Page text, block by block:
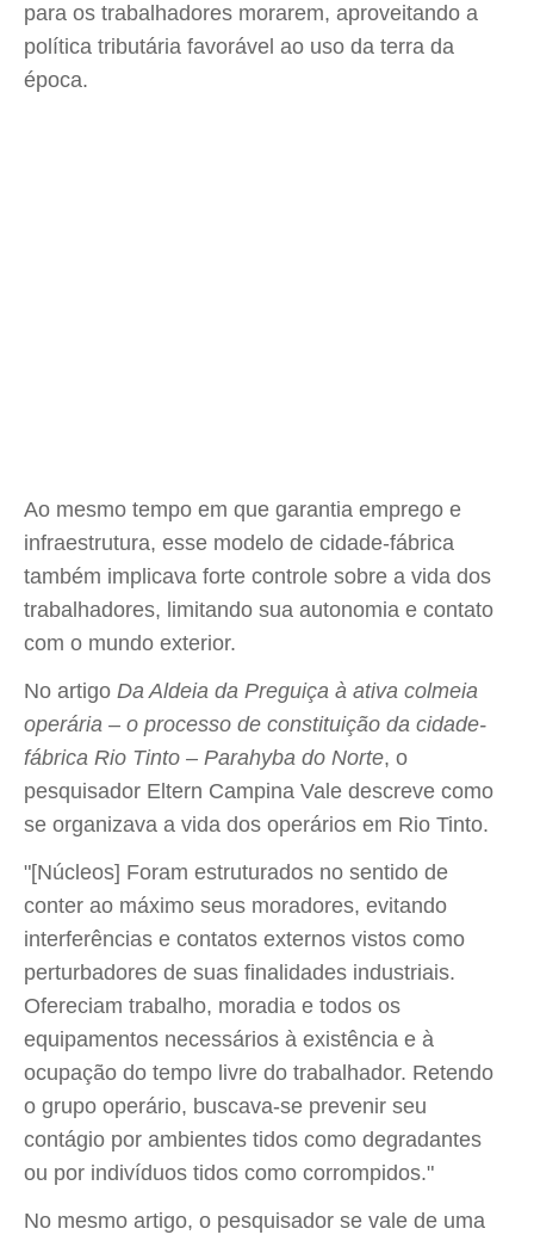
para os trabalhadores morarem, aproveitando a
política tributária favorável ao uso da terra da
época.
Ao mesmo tempo em que garantia emprego e
infraestrutura, esse modelo de cidade-fábrica
também implicava forte controle sobre a vida dos
trabalhadores, limitando sua autonomia e contato
com o mundo exterior.
No artigo Da Aldeia da Preguiça à ativa colmeia
operária – o processo de constituição da cidade-
fábrica Rio Tinto – Parahyba do Norte, o
pesquisador Eltern Campina Vale descreve como
se organizava a vida dos operários em Rio Tinto.
"[Núcleos] Foram estruturados no sentido de
conter ao máximo seus moradores, evitando
interferências e contatos externos vistos como
perturbadores de suas finalidades industriais.
Ofereciam trabalho, moradia e todos os
equipamentos necessários à existência e à
ocupação do tempo livre do trabalhador. Retendo
o grupo operário, buscava-se prevenir seu
contágio por ambientes tidos como degradantes
ou por indivíduos tidos como corrompidos."
No mesmo artigo, o pesquisador se vale de uma